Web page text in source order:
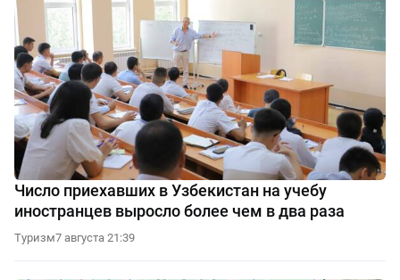
Число приехавших в Узбекистан на учебу
иностранцев выросло более чем в два раза
Туризм7 августа 21:39